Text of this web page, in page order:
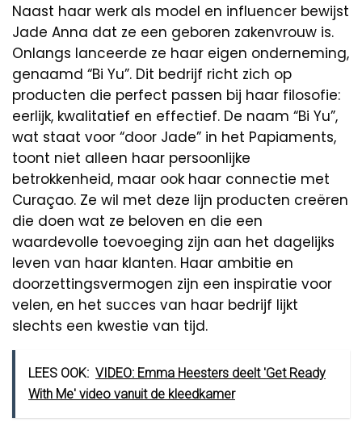
Naast haar werk als model en influencer bewijst
Jade Anna dat ze een geboren zakenvrouw is.
Onlangs lanceerde ze haar eigen onderneming,
genaamd “Bi Yu”. Dit bedrijf richt zich op
producten die perfect passen bij haar filosofie:
eerlijk, kwalitatief en effectief. De naam “Bi Yu”,
wat staat voor “door Jade” in het Papiaments,
toont niet alleen haar persoonlijke
betrokkenheid, maar ook haar connectie met
Curaçao. Ze wil met deze lijn producten creëren
die doen wat ze beloven en die een
waardevolle toevoeging zijn aan het dagelijks
leven van haar klanten. Haar ambitie en
doorzettingsvermogen zijn een inspiratie voor
velen, en het succes van haar bedrijf lijkt
slechts een kwestie van tijd.
LEES OOK: VIDEO: Emma Heesters deelt 'Get Ready
With Me' video vanuit de kleedkamer